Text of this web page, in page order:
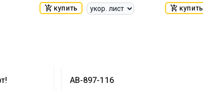
купить купить
АВ-897-116